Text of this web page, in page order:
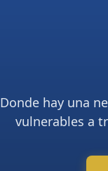
Donde hay una
vulnerables a